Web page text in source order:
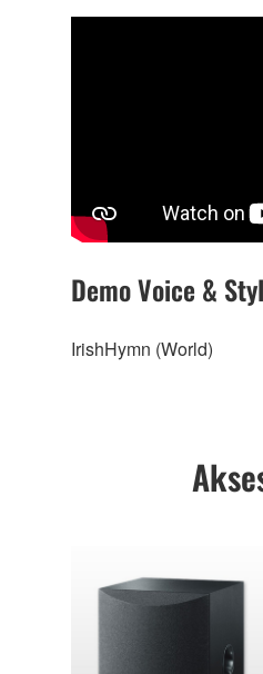
Demo Voice &
IrishHymn (World)